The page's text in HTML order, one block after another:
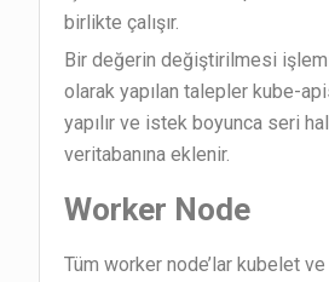
birlikte çalışır.
Bir değerin değiştirilmesi
olarak yapılan talepler kube-
yapılır ve istek boyunca seri
veritabanına eklenir.
Worker Node
Tüm worker node’lar kubelet